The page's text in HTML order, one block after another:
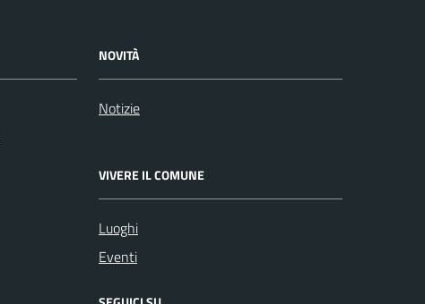
NOVITÀ
Notizie
VIVERE IL COMUNE
Luoghi
Eventi